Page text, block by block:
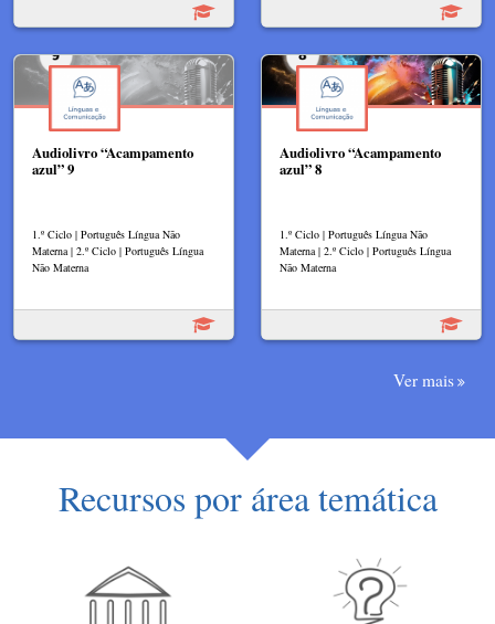
Audiolivro “Acampamento
azul” 9
1.º Ciclo | Português Língua Não
Materna | 2.º Ciclo | Português Língua
Não Materna
Audiolivro “Acampamento
azul” 8
1.º Ciclo | Português Língua Não
Materna | 2.º Ciclo | Português Língua
Não Materna
Ver mais
Recursos por área temática